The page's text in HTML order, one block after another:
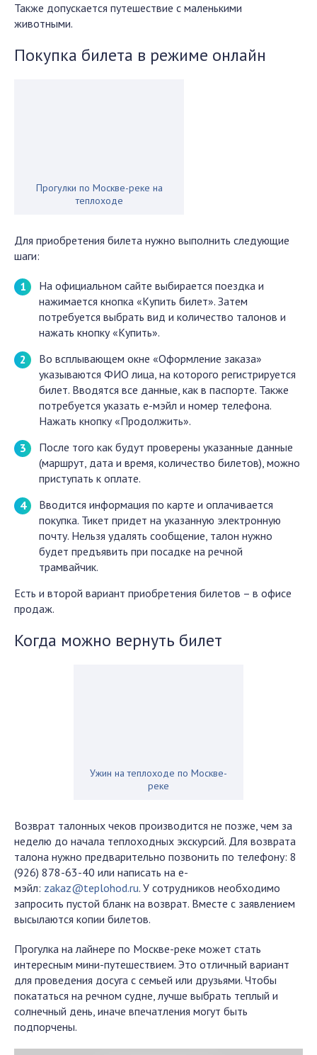
Также допускается путешествие с маленькими
животными.
Покупка билета в режиме онлайн
Прогулки по Москве-реке на
теплоходе
Для приобретения билета нужно выполнить следующие
шаги:
На официальном сайте выбирается поездка и
нажимается кнопка «Купить билет». Затем
потребуется выбрать вид и количество талонов и
нажать кнопку «Купить».
Во всплывающем окне «Оформление заказа»
указываются ФИО лица, на которого регистрируется
билет. Вводятся все данные, как в паспорте. Также
потребуется указать е-мэйл и номер телефона.
Нажать кнопку «Продолжить».
После того как будут проверены указанные данные
(маршрут, дата и время, количество билетов), можно
приступать к оплате.
Вводится информация по карте и оплачивается
покупка. Тикет придет на указанную электронную
почту. Нельзя удалять сообщение, талон нужно
будет предъявить при посадке на речной
трамвайчик.
Есть и второй вариант приобретения билетов – в офисе
продаж.
Когда можно вернуть билет
Ужин на теплоходе по Москве-
реке
Возврат талонных чеков производится не позже, чем за
неделю до начала теплоходных экскурсий. Для возврата
талона нужно предварительно позвонить по телефону: 8
(926) 878-63-40 или написать на е-
мэйл: zakaz@teplohod.ru. У сотрудников необходимо
запросить пустой бланк на возврат. Вместе с заявлением
высылаются копии билетов.
Прогулка на лайнере по Москве-реке может стать
интересным мини-путешествием. Это отличный вариант
для проведения досуга с семьей или друзьями. Чтобы
покататься на речном судне, лучше выбрать теплый и
солнечный день, иначе впечатления могут быть
подпорчены.